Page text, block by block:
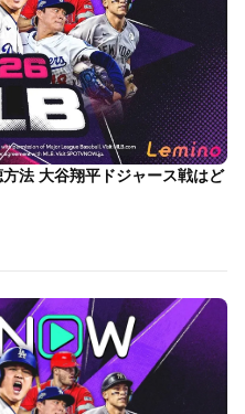
法 大谷翔平ドジャース戦はど